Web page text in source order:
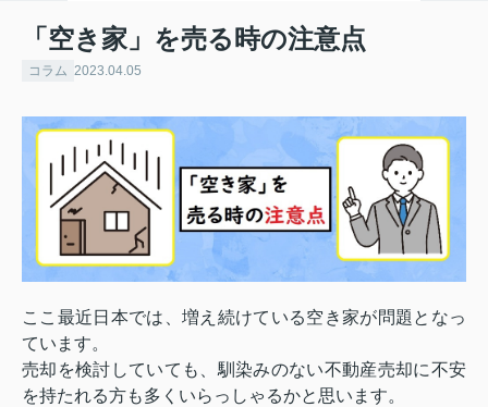
「空き家」を売る時の注意点
コラム 2023.04.05
ここ最近日本では、増え続けている空き家が問題となっ
ています。
売却を検討していても、 馴染みのない不動産売却に不安
を持たれる方も多くいらっしゃるかと思います。